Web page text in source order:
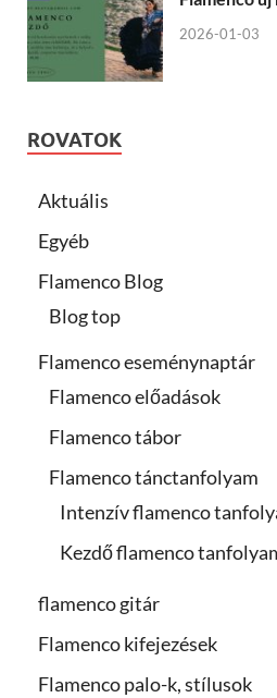
2026-01-03
ROVATOK
Aktuális
Egyéb
Flamenco Blog
Blog top
Flamenco eseménynaptár
Flamenco előadások
Flamenco tábor
Flamenco tánctanfolyam
Intenzív flamenco
Kezdő flamenco
flamenco gitár
Flamenco kifejezések
Flamenco palo-k, stílusok